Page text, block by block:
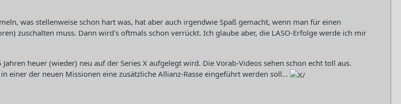
was stellenweise schon hart was, hat aber auch irgendwie Spaß gemacht, wenn man für einen
zuschalten muss. Dann wird's oftmals schon verrückt. Ich glaube aber, die LASO-Erfolge werde ich mir
heuer (wieder) neu auf der Series X aufgelegt wird. Die Vorab-Videos sehen schon echt toll aus.
der neuen Missionen eine zusätzliche Allianz-Rasse eingeführt werden soll...